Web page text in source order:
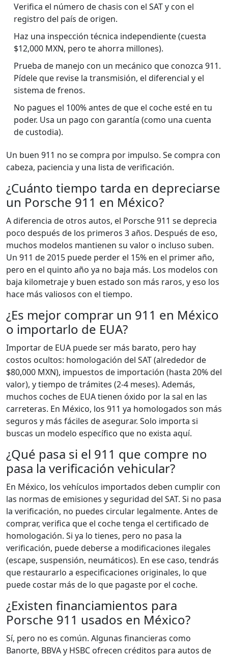
Verifica el número de chasis con el SAT y con el
registro del país de origen.
Haz una inspección técnica independiente (cuesta
$12,000 MXN, pero te ahorra millones).
Prueba de manejo con un mecánico que conozca 911.
Pídele que revise la transmisión, el diferencial y el
sistema de frenos.
No pagues el 100% antes de que el coche esté en tu
poder. Usa un pago con garantía (como una cuenta
de custodia).
Un buen 911 no se compra por impulso. Se compra con
cabeza, paciencia y una lista de verificación.
¿Cuánto tiempo tarda en depreciarse
un Porsche 911 en México?
A diferencia de otros autos, el Porsche 911 se deprecia
poco después de los primeros 3 años. Después de eso,
muchos modelos mantienen su valor o incluso suben.
Un 911 de 2015 puede perder el 15% en el primer año,
pero en el quinto año ya no baja más. Los modelos con
baja kilometraje y buen estado son más raros, y eso los
hace más valiosos con el tiempo.
¿Es mejor comprar un 911 en México
o importarlo de EUA?
Importar de EUA puede ser más barato, pero hay
costos ocultos: homologación del SAT (alrededor de
$80,000 MXN), impuestos de importación (hasta 20% del
valor), y tiempo de trámites (2-4 meses). Además,
muchos coches de EUA tienen óxido por la sal en las
carreteras. En México, los 911 ya homologados son más
seguros y más fáciles de asegurar. Solo importa si
buscas un modelo específico que no exista aquí.
¿Qué pasa si el 911 que compre no
pasa la verificación vehicular?
En México, los vehículos importados deben cumplir con
las normas de emisiones y seguridad del SAT. Si no pasa
la verificación, no puedes circular legalmente. Antes de
comprar, verifica que el coche tenga el certificado de
homologación. Si ya lo tienes, pero no pasa la
verificación, puede deberse a modificaciones ilegales
(escape, suspensión, neumáticos). En ese caso, tendrás
que restaurarlo a especificaciones originales, lo que
puede costar más de lo que pagaste por el coche.
¿Existen financiamientos para
Porsche 911 usados en México?
Sí, pero no es común. Algunas financieras como
Banorte, BBVA y HSBC ofrecen créditos para autos de